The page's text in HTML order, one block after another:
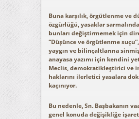
Buna karşılık, örgütlenme ve
özgürlüğü, yasaklar
bunları değiştirmemek için
“Düşünce ve örgütlenme
yaygın ve bilinçaltlarına
anayasa yazımı için kendini
Meclis, demokratikleştirici ve
haklarını ilerletici yasalara
kaçınıyor.
Bu nedenle, Sn. Başbakanın
genel konuda değişikliğe